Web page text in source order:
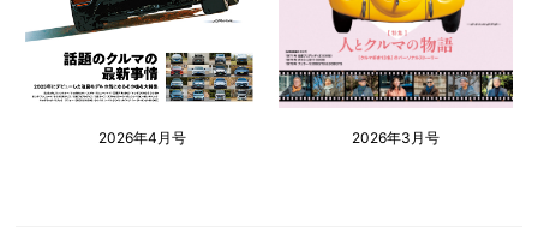
2026年4月号 2026年3月号